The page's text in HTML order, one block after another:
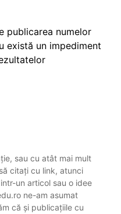
publicarea numelor
există un impediment
sau cu atât mai mult
citați cu link, atunci
un articol sau o idee
ne-am asumat
că și publicațiile cu